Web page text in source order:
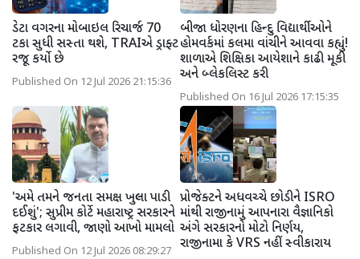
ડેટા વગરના મોબાઇલ રિચાર્જ 70
ટકા સુધી સસ્તા થશે, TRAIએ ડ્રાફ્ટ
રજૂ કર્યો છે
Published On 12 Jul 2026 21:15:36
બીજા ધોરણના હિન્દુ વિદ્યાર્થીઓને
હોમવર્કમાં કલમા વાંચીને આવવા કહ્યું!
શાળાએ શિક્ષિકા આયેશાને કાઢી મૂકી
અને બ્લેકલિસ્ટ કરી
Published On 16 Jul 2026 17:15:35
'અમે તમને જનતા સમક્ષ ખુલ્લા પાડી
દઈશું'; સુપ્રીમ કોર્ટે મહારાષ્ટ્ર સરકારને
ફટકાર લગાવી, જાણો આખો મામલો
Published On 12 Jul 2026 08:29:27
પ્રોજેક્ટને અધવચ્ચે છોડીને ISRO
માંથી રાજીનામું આપનારા વૈજ્ઞાનિકો
અંગે સરકારનો મોટો નિર્ણય,
રાજીનામા કે VRS નહીં સ્વીકારાય